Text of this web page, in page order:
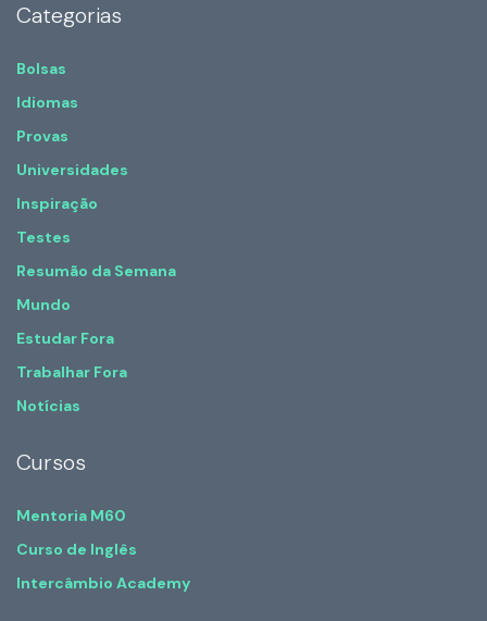
Categorias
Bolsas
Idiomas
Provas
Universidades
Inspiração
Testes
Resumão da Semana
Mundo
Estudar Fora
Trabalhar Fora
Notícias
Cursos
Mentoria M60
Curso de Inglês
Intercâmbio Academy